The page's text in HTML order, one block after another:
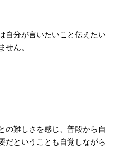
自分が言いたいこと伝えたい
せん。
の難しさを感じ、普段から自
だということも自覚しながら